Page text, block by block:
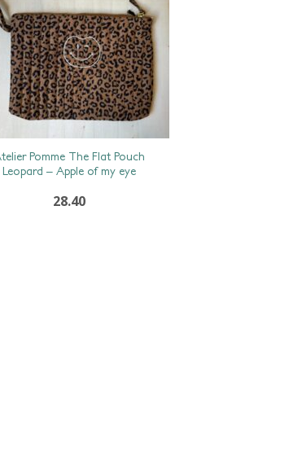
Pomme The Flat Pouch
Leopard – Apple of my eye
28.40